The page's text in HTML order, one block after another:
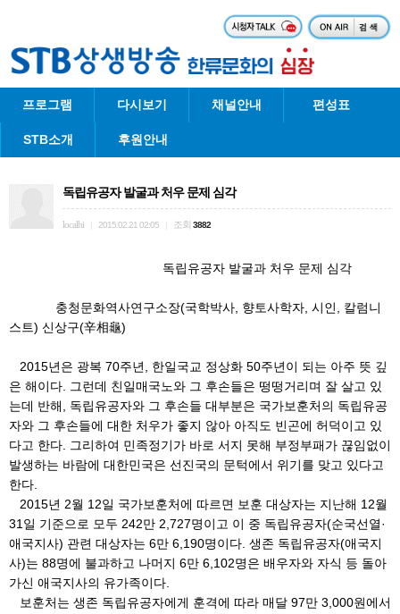
프로그램 다시보기 채널안내 편성표
STB소개 후원안내
독립유공자 발굴과 처우 문제 심각
localhi 2015.02.21 02:05 조회 3882
독립유공자 발굴과 처우 문제 심각
충청문화역사연구소장(국학박사, 향토사학자, 시인, 칼럼니
스트) 신상구(辛相龜)
2015년은 광복 70주년, 한일국교 정상화 50주년이 되는 아주 뜻 깊
은 해이다. 그런데 친일매국노와 그 후손들은 떵떵거리며 잘 살고 있
는데 반해, 독립유공자와 그 후손들 대부분은 국가보훈처의 독립유공
자와 그 후손들에 대한 처우가 좋지 않아 아직도 빈곤에 허덕이고 있
다고 한다. 그리하여 민족정기가 바로 서지 못해 부정부패가 끊임없이
발생하는 바람에 대한민국은 선진국의 문턱에서 위기를 맞고 있다고
한다.
2015년 2월 12일 국가보훈처에 따르면 보훈 대상자는 지난해 12월
31일 기준으로 모두 242만 2,727명이고 이 중 독립유공자(순국선열·
애국지사) 관련 대상자는 6만 6,190명이다. 생존 독립유공자(애국지
사)는 88명에 불과하고 나머지 6만 6,102명은 배우자와 자식 등 돌아
가신 애국지사의 유가족이다.
보훈처는 생존 독립유공자에게 훈격에 따라 매달 97만 3,000원에서